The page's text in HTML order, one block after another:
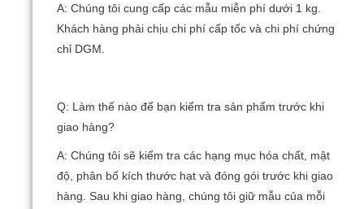
A: Chúng tôi cung cấp các mẫu miễn phí dưới 1 kg.
Khách hàng phải chịu chi phí cấp tốc và chi phí chứng
chỉ DGM.
Q: Làm thế nào để bạn kiểm tra sản phẩm trước khi
giao hàng?
A: Chúng tôi sẽ kiểm tra các hạng mục hóa chất, mật
độ, phân bố kích thước hạt và đóng gói trước khi giao
hàng. Sau khi giao hàng, chúng tôi giữ mẫu của mỗi